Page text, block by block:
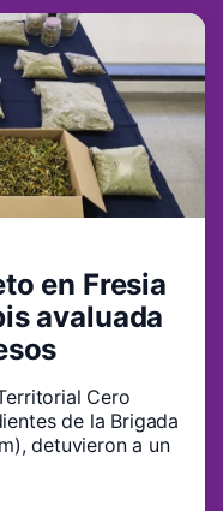
en Fresia
avaluada
Cero
de la Brigada
detuvieron a un